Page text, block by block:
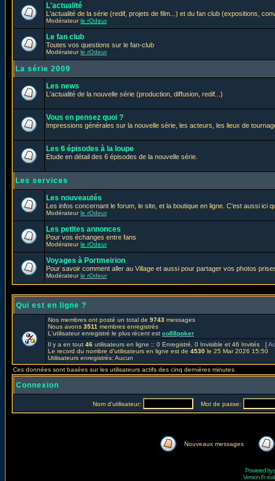
L'actualité
L'actualité de la série (redif, projets de film...) et du fan club (expositions,
Modérateurle rOdeur
Le fan club
Toutes vos questions sur le fan-club
Modérateurle rOdeur
La série 2009
Les news
L'actualité de la nouvelle série (production, diffusion, redif...)
Vous en pensez quoi ?
Impressions générales sur la nouvelle série, les acteurs, les lieux de
Les 6 épisodes à la loupe
Etude en détail des 6 épisodes de la nouvelle série.
Les services
Les nouveautés
Les infos concernant le forum, le site, et la boutique en ligne. C'est aussi ici
Modérateurle rOdeur
Les petites annonces
Pour vos échanges entre fans
Modérateurle rOdeur
Voyages à Portmeirion
Pour savoir comment aller au Village et aussi pour partager vos photos
Modérateurle rOdeur
Qui est en ligne ?
Nos membres ont posté un total de 9743 messages
Nous avons 3511 membres enregistrés
L'utilisateur enregistré le plus récent est co88poker
Il y a en tout 46 utilisateurs en ligne :: 0 Enregistré, 0 Invisible et 46 Invités [
Le record du nombre d'utilisateurs en ligne est de 4530 le 25 Mar 2026 15:50
Utilisateurs enregistrés: Aucun
Ces données sont basées sur les utilisateurs actifs des cinq dernières minutes
Connexion
Nom d'utilisateur: Mot de passe:
Nouveaux messages
Powered by
Version Fr